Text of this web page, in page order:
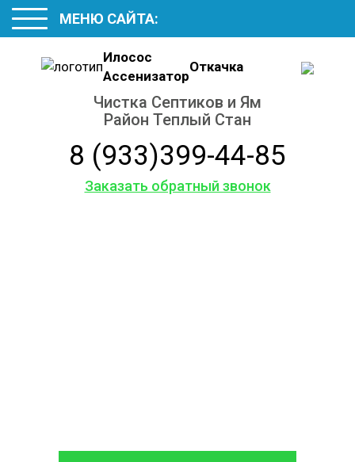
Илосос
Ассенизатор
Откачка
Чистка Септиков и Ям
Район Теплый Стан
8 (933)399-44-85
Заказать обратный звонок
МЕНЮ САЙТА: